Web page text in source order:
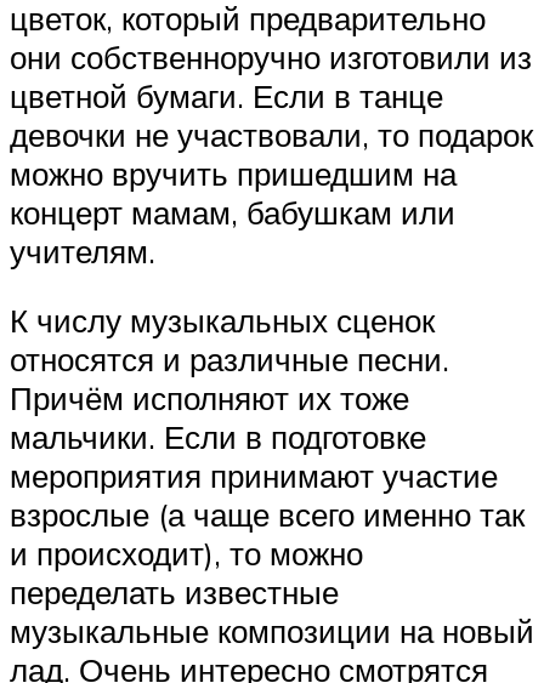
цветок, который предварительно
они собственноручно изготовили из
цветной бумаги. Если в танце
девочки не участвовали, то подарок
можно вручить пришедшим на
концерт мамам, бабушкам или
учителям.
К числу музыкальных сценок
относятся и различные песни.
Причём исполняют их тоже
мальчики. Если в подготовке
мероприятия принимают участие
взрослые (а чаще всего именно так
и происходит), то можно
переделать известные
музыкальные композиции на новый
лад. Очень интересно смотрятся